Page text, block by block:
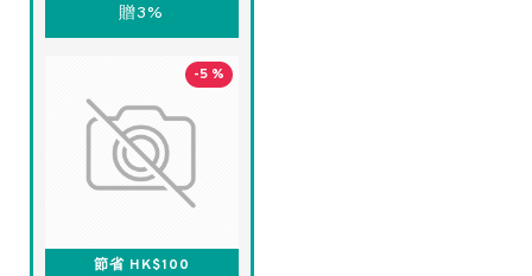
贈3%
-5 %
節省 HK$100